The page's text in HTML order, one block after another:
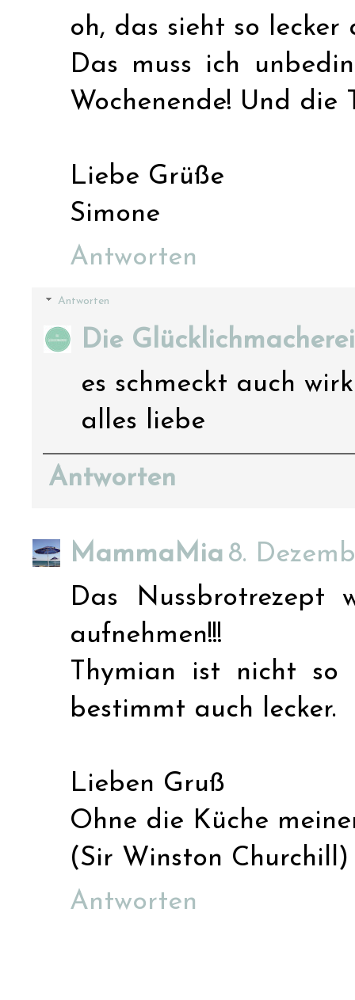
oh, das sieht so lecker
Das muss ich
Wochenende! Und
Liebe Grüße
Simone
Antworten
Antworten
Die Glücklichmacherei
es schmeckt auch
alles liebe
Antworten
MammaMia 8.
Das Nussbrotrezept
aufnehmen!!!
Thymian ist nicht so
bestimmt auch lecker.
Lieben Gruß
Ohne die Küche
(Sir Winston Churchill)
Antworten